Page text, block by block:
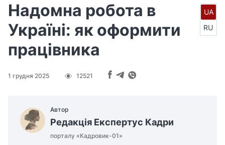
Надомна робота в
Україні: як оформити
працівника
1 грудня 2025 12521
UA
RU
Автор
Редакція Експертус Кадри
порталу «Кадровик-01»